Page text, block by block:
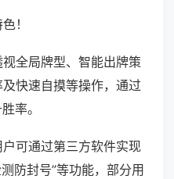
！
全局牌型、智能出牌策
快速自摸等操作，通过
率。
可通过第三方软件实现
防封号”等功能，部分用